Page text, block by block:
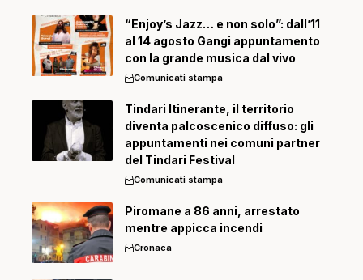
“Enjoy’s Jazz… e non solo”: dall’11
al 14 agosto Gangi appuntamento
con la grande musica dal vivo
Comunicati stampa
Tindari Itinerante, il territorio
diventa palcoscenico diffuso: gli
appuntamenti nei comuni partner
del Tindari Festival
Comunicati stampa
Piromane a 86 anni, arrestato
mentre appicca incendi
Cronaca